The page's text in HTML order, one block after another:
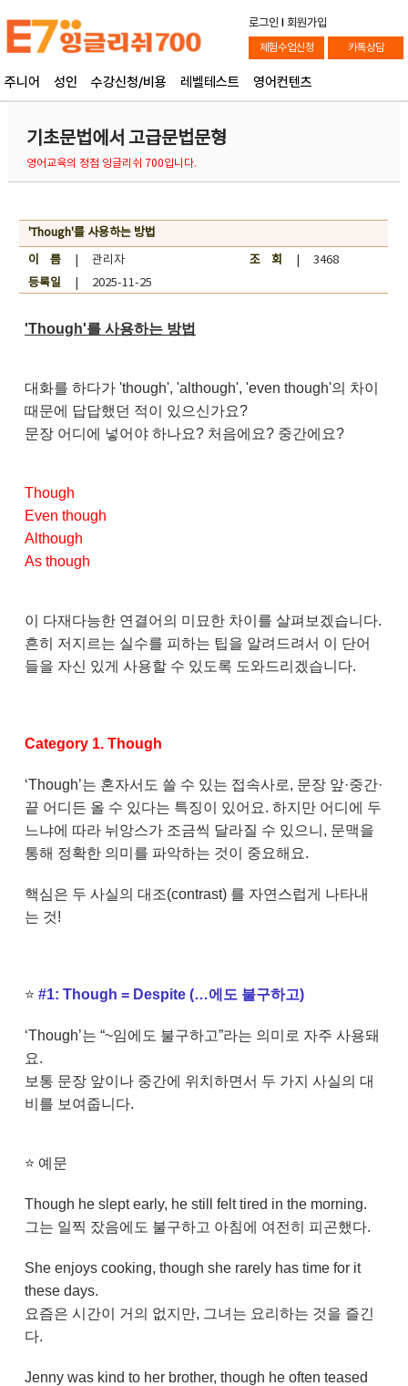
로그인 l 회원가입
체험수업신청 카톡상담
주니어 성인 수강신청/비용 레벨테스트 영어컨텐츠
기초문법에서 고급문법문형
영어교육의 정점 잉글리쉬 700입니다.
'Though'를 사용하는 방법
이 름| 관리자 조 회
| 3468
등록일| 2025-11-25
'Though'를 사용하는 방법
대화를 하다가 'though', 'although', 'even though'의 차이
때문에 답답했던 적이 있으신가요?
문장 어디에 넣어야 하나요? 처음에요? 중간에요?
Though
Even though
Although
As though
이 다재다능한 연결어의 미묘한 차이를 살펴보겠습니다.
흔히 저지르는 실수를 피하는 팁을 알려드려서 이 단어
들을 자신 있게 사용할 수 있도록 도와드리겠습니다.
Category 1. Though
‘Though’는 혼자서도 쓸 수 있는 접속사로, 문장 앞·중간·
끝 어디든 올 수 있다는 특징이 있어요. 하지만 어디에 두
느냐에 따라 뉘앙스가 조금씩 달라질 수 있으니, 문맥을
통해 정확한 의미를 파악하는 것이 중요해요.
핵심은 두 사실의 대조(contrast) 를 자연스럽게 나타내
는 것!
⭐ #1: Though = Despite (…에도 불구하고)
‘Though’는 “~임에도 불구하고”라는 의미로 자주 사용돼
요.
보통 문장 앞이나 중간에 위치하면서 두 가지 사실의 대
비를 보여줍니다.
⭐ 예문
Though he slept early, he still felt tired in the morning.
그는 일찍 잤음에도 불구하고 아침에 여전히 피곤했다.
She enjoys cooking, though she rarely has time for it
these days.
요즘은 시간이 거의 없지만, 그녀는 요리하는 것을 즐긴
다.
Jenny was kind to her brother, though he often teased